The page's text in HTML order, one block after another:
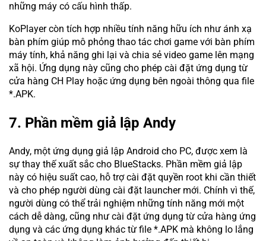
những máy có cấu hình thấp.
KoPlayer còn tích hợp nhiều tính năng hữu ích như ánh xạ
bàn phím giúp mô phỏng thao tác chơi game với bàn phím
máy tính, khả năng ghi lại và chia sẻ video game lên mạng
xã hội. Ứng dụng này cũng cho phép cài đặt ứng dụng từ
cửa hàng CH Play hoặc ứng dụng bên ngoài thông qua file
*.APK.
7. Phần mềm giả lập Andy
Andy, một ứng dụng giả lập Android cho PC, được xem là
sự thay thế xuất sắc cho BlueStacks. Phần mềm giả lập
này có hiệu suất cao, hỗ trợ cài đặt quyền root khi cần thiết
và cho phép người dùng cài đặt launcher mới. Chính vì thế,
người dùng có thể trải nghiệm những tính năng mới một
cách dễ dàng, cũng như cài đặt ứng dụng từ cửa hàng ứng
dụng và các ứng dụng khác từ file *.APK mà không lo lắng